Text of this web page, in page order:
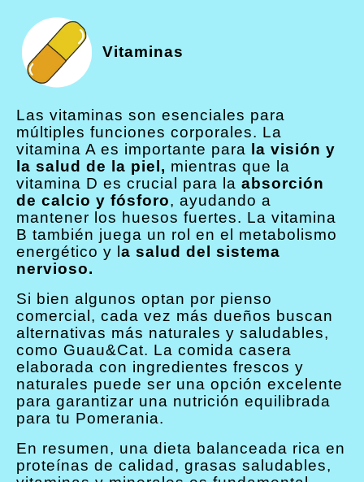
Vitaminas
Las vitaminas son esenciales para
múltiples funciones corporales. La
vitamina A es importante para la visión y
la salud de la piel, mientras que la
vitamina D es crucial para la absorción
de calcio y fósforo, ayudando a
mantener los huesos fuertes. La vitamina
B también juega un rol en el metabolismo
energético y l a salud del sistema
nervioso.
Si bien algunos optan por pienso
comercial, cada vez más dueños buscan
alternativas más naturales y saludables,
como Guau&Cat. La comida casera
elaborada con ingredientes frescos y
naturales puede ser una opción excelente
para garantizar una nutrición equilibrada
para tu Pomerania.
En resumen, una dieta balanceada rica en
proteínas de calidad, grasas saludables,